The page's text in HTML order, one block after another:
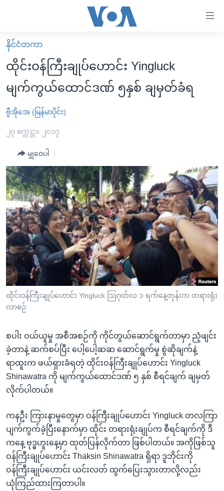
လွယ်ကူ
စေ
သည့်
Link
များ
ပင်မ
ကျော်
ကြည့်
ရန်
ပင်မ
အ
ညွန်း
စာမျက်နှာ
သို့
ကျော်
ကြည့်
ရန်
ရန်
နေရာ
သို့
ကျော်
ရန်
မူလစာမျက်နှာ
မြန်မာ
ကမ္ဘာ့သတင်းများ
နိုင်ငံတကာ
အစ္စရေး-ပါလက်စတိုင်း
ဗွီဒီယို
အင်္ဂလိပ်စာလေ့လာမယ်
အမေရိကန်သုံးအီဒီယံ
မကြေးမုံရဲ့ အင်္ဂလိပ်စာ
ရုပ်ရှင်ထဲက အင်္ဂလိပ်စာ
သုတပဒေသာ အင်္ဂလိပ်စာ
အပတ်စဉ်ကဏ္ဍများ
ရေဒီယို
တီဗွီ
ရေဒီယိုနှင့်ရုပ်သံ အချက်အလက်များ
ရေဒီယို/တီဗွီအစီအစဉ်
Learning English
ဗွီအိုအေ လူမှုကွန်ယက်များ
နိုင်ငံတကာ
ထိုင်းဝန်ကြီးချုပ်ဟောင်း Yingluck
မျက်ကွယ်ထောင်ဒဏ် ၅နှစ် ချမှတ်ခံရ
ဗွီအိုအေ (မြန်မာပိုင်း)
၂၇ စက္တင္ဘာ၊ ၂၀၁၇
မျှဝေပါ
ထိုင်းဝန်ကြီးချုပ်ဟောင်း Yingluck သြဂုတ်လ ၁ ရက်နေ့တုန်းက တရားရုံး
လာစဉ်
စပါး ဝယ်ယူမှု အစီအစဉ်ကို ကိုင်တွယ်ဆောင်ရွက်တာမှာ ညံ့ဖျင်း
ခဲ့တာနဲ့ ဆက်စပ်ပြီး ပေါ့ပေါ့ဆဆ ဆောင်ရွက်မှု စွဲဆိုချက်နဲ့
ရာထူးက ဖယ်ရှားခံရတဲ့ ထိုင်းဝန်ကြီးချုပ်ဟောင်း Yingluck
Shinawatra ကို မျက်ကွယ်ထောင်ဒဏ် ၅ နှစ် စီရင်ချက် ချမှတ်
လိုက်ပါတယ်။
ကနဦး ကြားနာမှုတွေမှာ ဝန်ကြီးချုပ်ဟောင်း Yingluck တလကြာ
ပျက်ကွက်ခဲ့ပြီးနောက်မှာ ထိုင်း တရားရုံးချုပ်က စီရင်ချက်ကို ဒီ
ကနေ့ ဗုဒ္ဓဟူးနေ့မှာ ထုတ်ပြန်လိုက်တာ ဖြစ်ပါတယ်။ အကိုဖြစ်သူ
ဝန်ကြီးချုပ်ဟောင်း Thaksin Shinawatra ရှိရာ ဒူဘိုင်းကို
ဝန်ကြီးချုပ်ဟောင်း ယင်းလတ် ထွက်ပြေးသွားတာလို့လည်း
ယုံကြည်ထားကြတာပါ။